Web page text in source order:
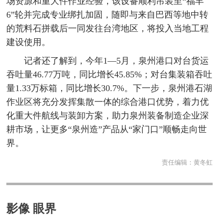
6”轮并完成专业绑扎加固，随即与来自巴西等地中转
的荒料石拼载后一同发往台湾地区，将投入当地工程
建设使用。
记者还了解到，今年1—5月，泉州港口对台货运
吞吐量46.77万吨，同比增长45.85%；对台集装箱吞吐
量1.33万标箱，同比增长30.7%。下一步，泉州港石湖
作业区将充分发挥集散一体的综合港口优势，着力优
化重大件航线与装卸方案，助力泉州装备制造企业深
耕市场，让更多“泉州造”产品从“家门口”顺畅走向世
界。
责任编辑： 黄冬虹
影像 眼界